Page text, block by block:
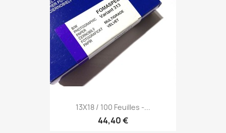
13X18 / 100 Feuilles -...
44,40 €